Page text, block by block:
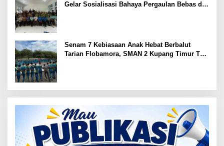
Gelar Sosialisasi Bahaya Pergaulan Bebas di
Senam 7 Kebiasaan Anak Hebat Berbalut
Tarian Flobamora, SMAN 2 Kupang Timur Tuai